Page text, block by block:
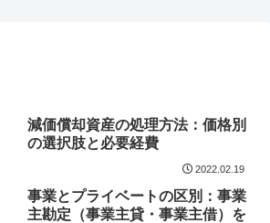
減価償却資産の処理方法：価格別
の選択肢と必要経費
2022.02.19
事業とプライベートの区別：事業
主勘定（事業主貸・事業主借）を